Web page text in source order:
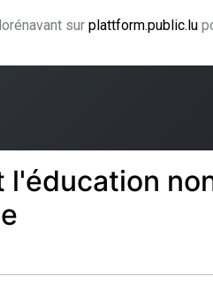
sur plattform.public.lu
l'éducation